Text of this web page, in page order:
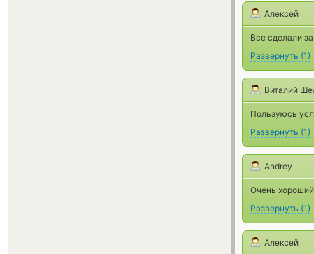
Алексей
Все сделали
Развернуть (1)
Виталий
Пользуюсь
Развернуть (1)
Andrey
Очень
Развернуть (1)
Алексей